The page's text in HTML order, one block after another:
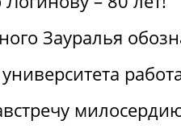
Зауралья